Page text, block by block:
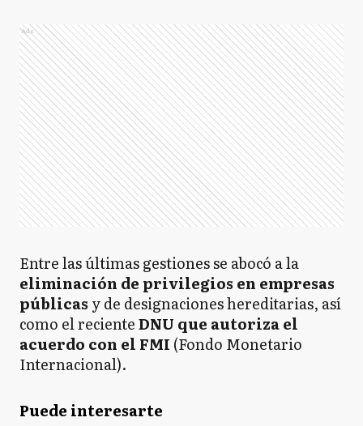
Ads
Entre las últimas gestiones se abocó a la
eliminación de privilegios en empresas
públicas y de designaciones hereditarias, así
como el recienteDNU que autoriza el
acuerdo con el FMI (Fondo Monetario
Internacional).
Puede interesarte